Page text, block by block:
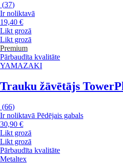
(37)
Ir noliktavā
19,40 €
Likt grozā
Likt grozā
Premium
Pārbaudīta kvalitāte
YAMAZAKI
Trauku žāvētājs Tower
(66)
Ir noliktavā Pēdējais gabals
30,90 €
Likt grozā
Likt grozā
Pārbaudīta kvalitāte
Metaltex